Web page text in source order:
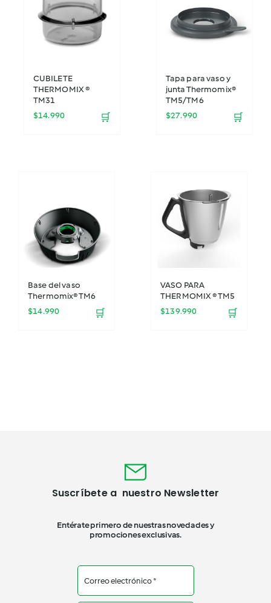
CUBILETE
THERMOMIX ®
TM31
$14.990 🛒
Tapa para vaso y
junta Thermomix®
TM5/TM6
$27.990 🛒
Base del vaso
Thermomix® TM6
$14.990 🛒
VASO PARA
THERMOMIX ® TM5
$139.990 🛒
Suscríbete a nuestro Newsletter
Entérate primero de nuestras novedades y
promociones exclusivas.